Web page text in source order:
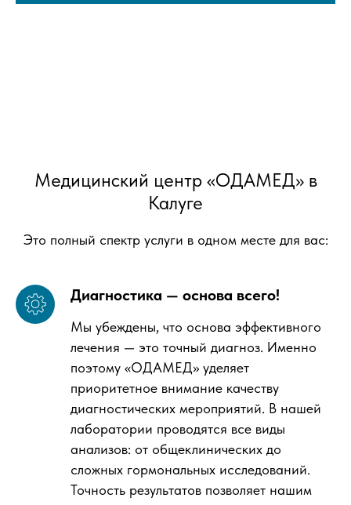
Медицинский центр «ОДАМЕД» в
Калуге
Это полный спектр услуги в одном месте для вас:
Диагностика — основа всего!
Мы убеждены, что основа эффективного
лечения — это точный диагноз. Именно
поэтому «ОДАМЕД» уделяет
приоритетное внимание качеству
диагностических мероприятий. В нашей
лаборатории проводятся все виды
анализов: от общеклинических до
сложных гормональных исследований.
Точность результатов позволяет нашим